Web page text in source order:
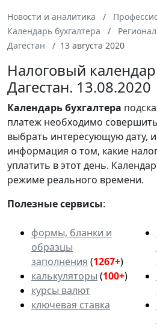
Новости и аналитика
Календарь бухгалтера
Дагестан
13 августа 2020
Налоговый
Дагестан. 13.08.2020
Календарьбухгалтера
платеж необходимо
выбрать интересующую дату,
информация о том, какие
уплатить в этот день.
режиме реального времени.
Полезные сервисы:
формы, бланки и
образцы
заполнения (1267+)
калькуляторы (100+)
курсы валют
ключевая ставка